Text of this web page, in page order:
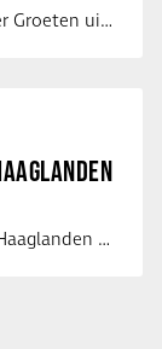
Vacature Luxury Brands Account Manager Groeten uit Spanje! Vanaf mijn …
Opticien / Contactlensspecialist | Regio Haaglanden & Rotterdam Saludos uit …